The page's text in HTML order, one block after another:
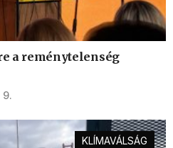
a reménytelenség
9.
KLÍMAVÁLSÁG